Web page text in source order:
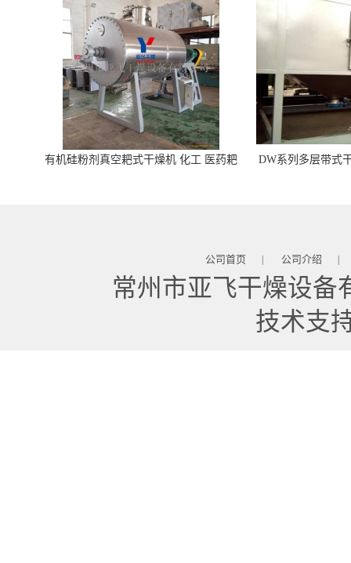
有机硅粉剂真空耙式干燥机 化工 医药耙
DW系列多层带式
公司首页 | 公司介绍 |
常州市亚飞干燥设备
技术支